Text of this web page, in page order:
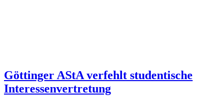
Göttinger AStA verfehlt studentische
Interessenvertretung